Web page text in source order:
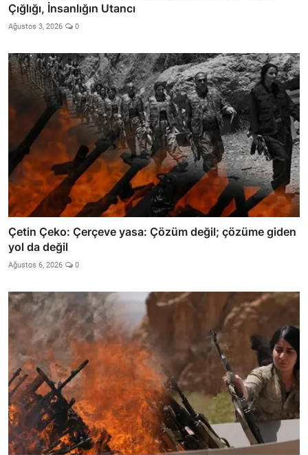
Çığlığı, İnsanlığın Utancı
Ağustos 3, 2026 0
Çetin Çeko: Çerçeve yasa: Çözüm değil; çözüme giden
yol da değil
Ağustos 6, 2026 0